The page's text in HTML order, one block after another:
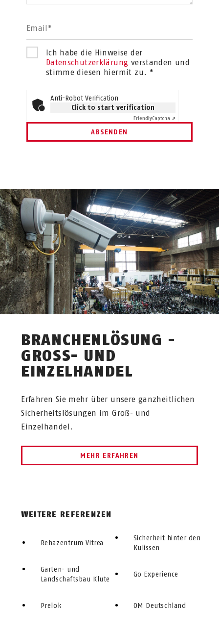
Email*
Ich habe die Hinweise der
Datenschutzerklärung verstanden und
stimme diesen hiermit zu. *
Anti-Robot Verification
Click to start verification
FriendlyCaptcha ⇗
ABSENDEN
BRANCHENLÖSUNG -
GROSS- UND E
INZELHANDEL
Erfahren Sie mehr über unsere ganzheitlichen
Sicherheitslösungen im Groß- und
Einzelhandel.
MEHR ERFAHREN
WEITERE REFERENZEN
Rehazentrum Vitrea
Garten- und
Landschaftsbau Klute
Prelok
Sicherheit hinter den
Kulissen
Go Experience
OM Deutschland